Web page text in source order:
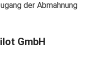
der Abmahnung
GmbH